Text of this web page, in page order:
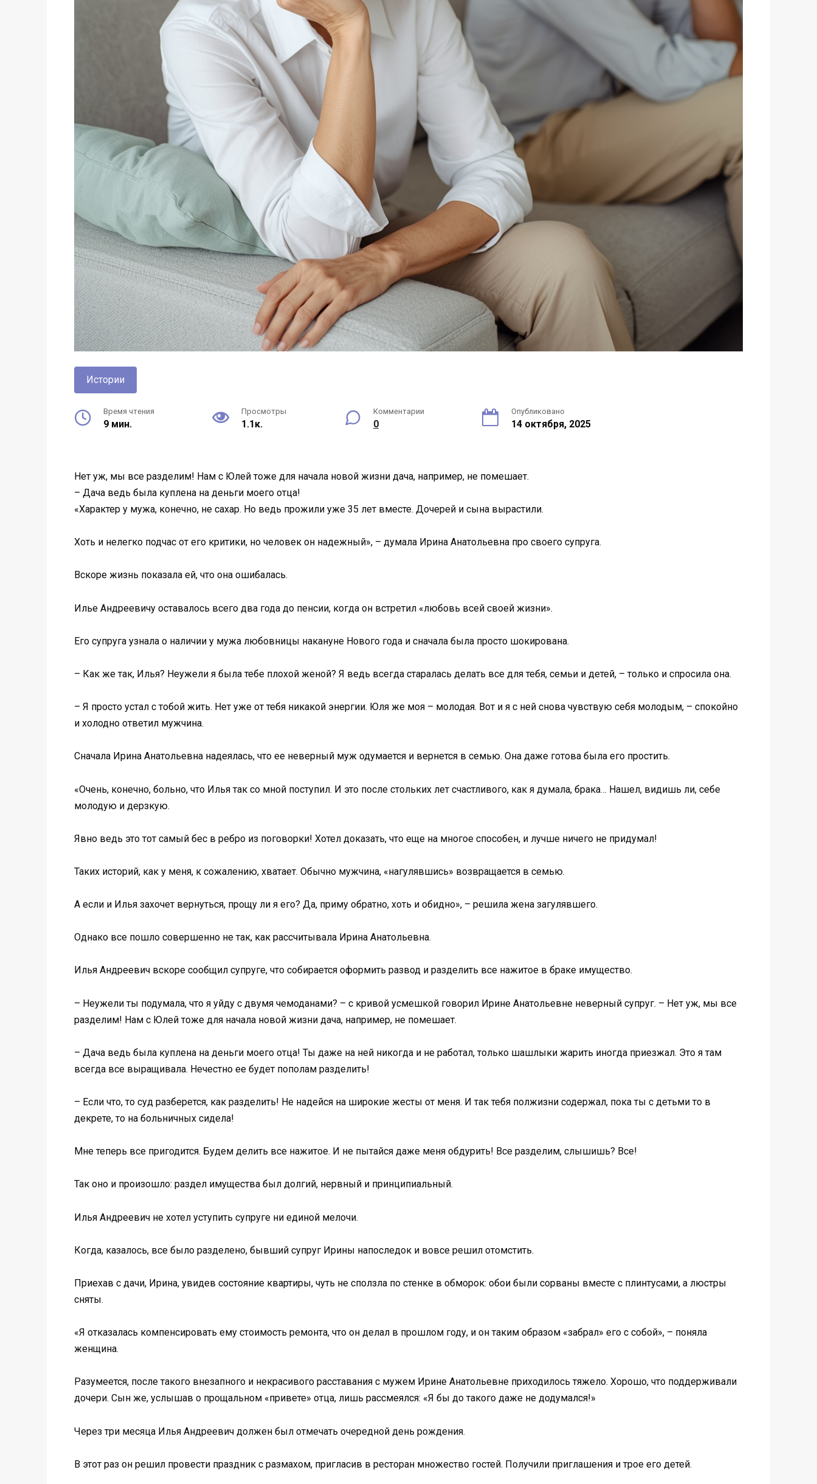
Истории
Время чтения
9 мин.
Просмотры
1.1к.
Комментарии
0
Опубликовано
14 октября, 2025
Нет уж, мы все разделим! Нам с Юлей тоже для начала новой жизни дача, например, не помешает.
– Дача ведь была куплена на деньги моего отца!
«Характер у мужа, конечно, не сахар. Но ведь прожили уже 35 лет вместе. Дочерей и сына вырастили.
Хоть и нелегко подчас от его критики, но человек он надежный», – думала Ирина Анатольевна про своего супруга.
Вскоре жизнь показала ей, что она ошибалась.
Илье Андреевичу оставалось всего два года до пенсии, когда он встретил «любовь всей своей жизни».
Его супруга узнала о наличии у мужа любовницы накануне Нового года и сначала была просто шокирована.
– Как же так, Илья? Неужели я была тебе плохой женой? Я ведь всегда старалась делать все для тебя, семьи и детей, – только и спросила она.
– Я просто устал с тобой жить. Нет уже от тебя никакой энергии. Юля же моя – молодая. Вот и я с ней снова чувствую себя молодым, – спокойно
и холодно ответил мужчина.
Сначала Ирина Анатольевна надеялась, что ее неверный муж одумается и вернется в семью. Она даже готова была его простить.
«Очень, конечно, больно, что Илья так со мной поступил. И это после стольких лет счастливого, как я думала, брака… Нашел, видишь ли, себе
молодую и дерзкую.
Явно ведь это тот самый бес в ребро из поговорки! Хотел доказать, что еще на многое способен, и лучше ничего не придумал!
Таких историй, как у меня, к сожалению, хватает. Обычно мужчина, «нагулявшись» возвращается в семью.
А если и Илья захочет вернуться, прощу ли я его? Да, приму обратно, хоть и обидно», – решила жена загулявшего.
Однако все пошло совершенно не так, как рассчитывала Ирина Анатольевна.
Илья Андреевич вскоре сообщил супруге, что собирается оформить развод и разделить все нажитое в браке имущество.
– Неужели ты подумала, что я уйду с двумя чемоданами? – с кривой усмешкой говорил Ирине Анатольевне неверный супруг. – Нет уж, мы все
разделим! Нам с Юлей тоже для начала новой жизни дача, например, не помешает.
– Дача ведь была куплена на деньги моего отца! Ты даже на ней никогда и не работал, только шашлыки жарить иногда приезжал. Это я там
всегда все выращивала. Нечестно ее будет пополам разделить!
– Если что, то суд разберется, как разделить! Не надейся на широкие жесты от меня. И так тебя полжизни содержал, пока ты с детьми то в
декрете, то на больничных сидела!
Мне теперь все пригодится. Будем делить все нажитое. И не пытайся даже меня обдурить! Все разделим, слышишь? Все!
Так оно и произошло: раздел имущества был долгий, нервный и принципиальный.
Илья Андреевич не хотел уступить супруге ни единой мелочи.
Когда, казалось, все было разделено, бывший супруг Ирины напоследок и вовсе решил отомстить.
Приехав с дачи, Ирина, увидев состояние квартиры, чуть не сползла по стенке в обморок: обои были сорваны вместе с плинтусами, а люстры
сняты.
«Я отказалась компенсировать ему стоимость ремонта, что он делал в прошлом году, и он таким образом «забрал» его с собой», – поняла
женщина.
Разумеется, после такого внезапного и некрасивого расставания с мужем Ирине Анатольевне приходилось тяжело. Хорошо, что поддерживали
дочери. Сын же, услышав о прощальном «привете» отца, лишь рассмеялся: «Я бы до такого даже не додумался!»
Через три месяца Илья Андреевич должен был отмечать очередной день рождения.
В этот раз он решил провести праздник с размахом, пригласив в ресторан множество гостей. Получили приглашения и трое его детей.